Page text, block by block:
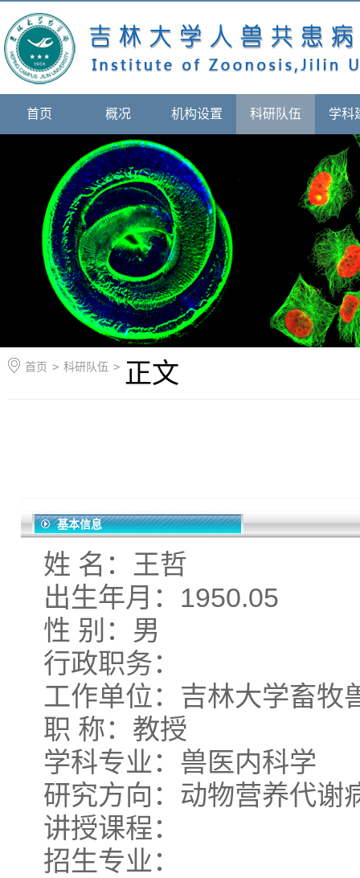
首页 概况 机构设置 科研队伍 学科
首页 > 科研队伍 > 正文
基本信息
姓 名：王哲
出生年月：1950.05
性 别：男
行政职务：
工作单位：吉林大学畜牧
职 称：教授
学科专业：兽医内科学
研究方向：动物营养代谢
讲授课程：
招生专业：